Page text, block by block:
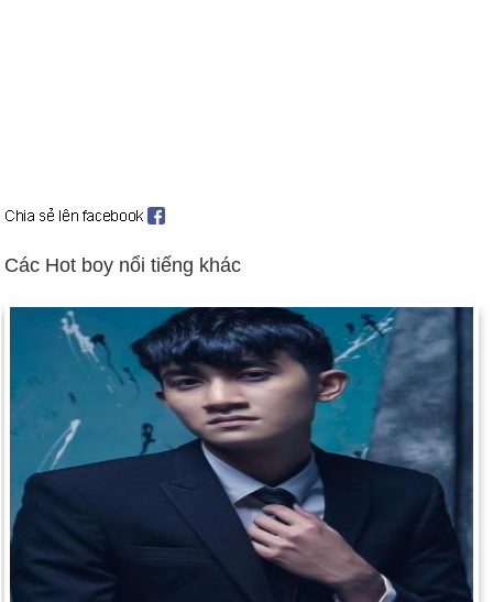
Kygyzstan (ngày 13 tháng 3), điều mà các nhà giám sát quốc
trốn khỏi đất nước và sau đó từ chức (ngày 4 tháng 4).
XVI trở thành giáo hoàng tiếp theo (ngày 24 tháng 4).
Quân đội Syria, đóng quân ở Lebanon trong 29 năm, rút ​​lui
(ngày 26 tháng 4).
Tony Blair trở thành thủ tướng Đảng Lao động đầu tiên giành
chiến thắng ba nhiệm kỳ liên tiếp, nhưng đảng của ông mất
một số lượng lớn ghế trong cuộc bầu cử (ngày 5 tháng 5).
Liên minh châu Âu từ bỏ kế hoạch phê chuẩn hiến pháp châu
Âu được đề xuất vào năm 2006 sau khi cả Pháp và Hà Lan bỏ
phiếu phản đối (ngày 16 tháng 6).
Cựu thị trưởng Teheran, Mahmoud Ahmadinejad, một người
Các Hot boy nổi tiếng khác